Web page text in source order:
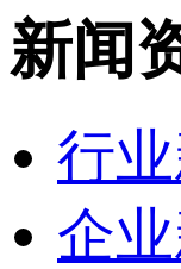
新闻
行
企